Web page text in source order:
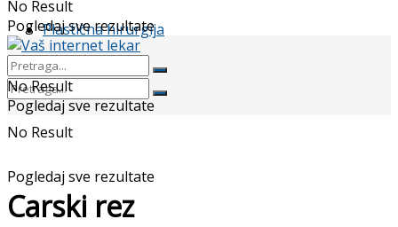
Plastična hirurgija
No Result
Pogledaj sve rezultate
No Result
Pogledaj sve rezultate
No Result
Pogledaj sve rezultate
Carski rez